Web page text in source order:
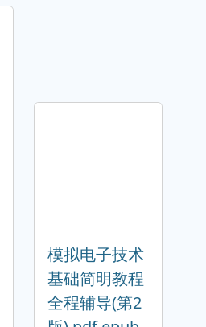
模拟电子技术
基础简明教程
全程辅导(第2